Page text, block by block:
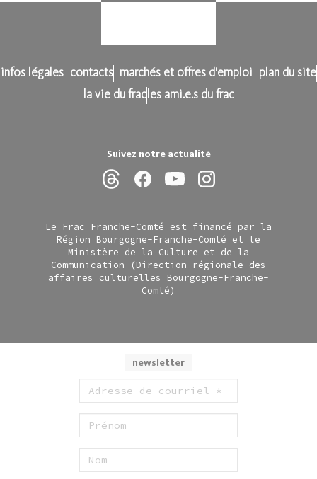
Suivez notre actualité
newsletter
infos légales contacts marchés et offres d'emploi
plan du site
la vie du frac les ami.e.s du frac
Le Frac Franche-Comté est financé par la
Région Bourgogne-Franche-Comté et le
Ministère de la Culture et de la
Communication (Direction régionale des
affaires culturelles Bourgogne-Franche-
Comté)